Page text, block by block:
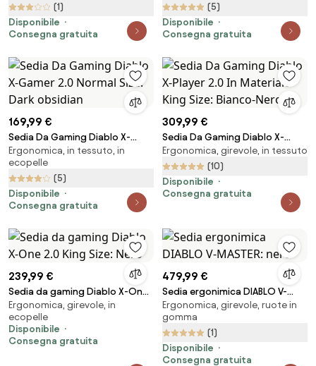
(1)
Disponibile
Consegna gratuita
(5)
Disponibile
Consegna gratuita
169,99 €
Sedia Da Gaming Diablo X-
Gamer 2.0 Normal Size: Dark
obsidian
Ergonomica, in tessuto, in
ecopelle
(5)
Disponibile
Consegna gratuita
309,99 €
Sedia Da Gaming Diablo X-
Player 2.0 In Materiale King Size:
Bianco-Nero
Ergonomica, girevole, in tessuto
(10)
Disponibile
Consegna gratuita
239,99 €
Sedia da gaming Diablo X-One
2.0 King Size: Nero
Ergonomica, girevole, in
ecopelle
Disponibile
Consegna gratuita
479,99 €
Sedia ergonimica DIABLO V-
MASTER: nero
Ergonomica, girevole, ruote in
gomma
(1)
Disponibile
Consegna gratuita